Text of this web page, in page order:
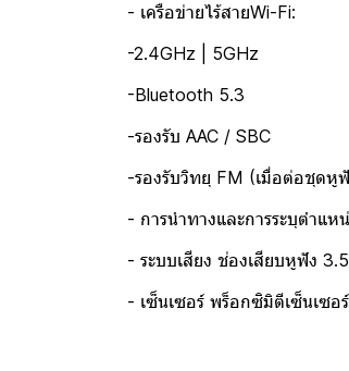
- เครือข่ายไร้สายWi-Fi:
-2.4GHz | 5GHz
-Bluetooth 5.3
-รองรับ AAC / SBC
-รองรับวิทยุ FM (เมื่อต่อชุดหู
- การนำทางและการระบุตำแ
- ระบบเสียง ช่องเสียบหูฟัง
- เซ็นเซอร์ พร็อกซิมิตีเซ็นเซอ